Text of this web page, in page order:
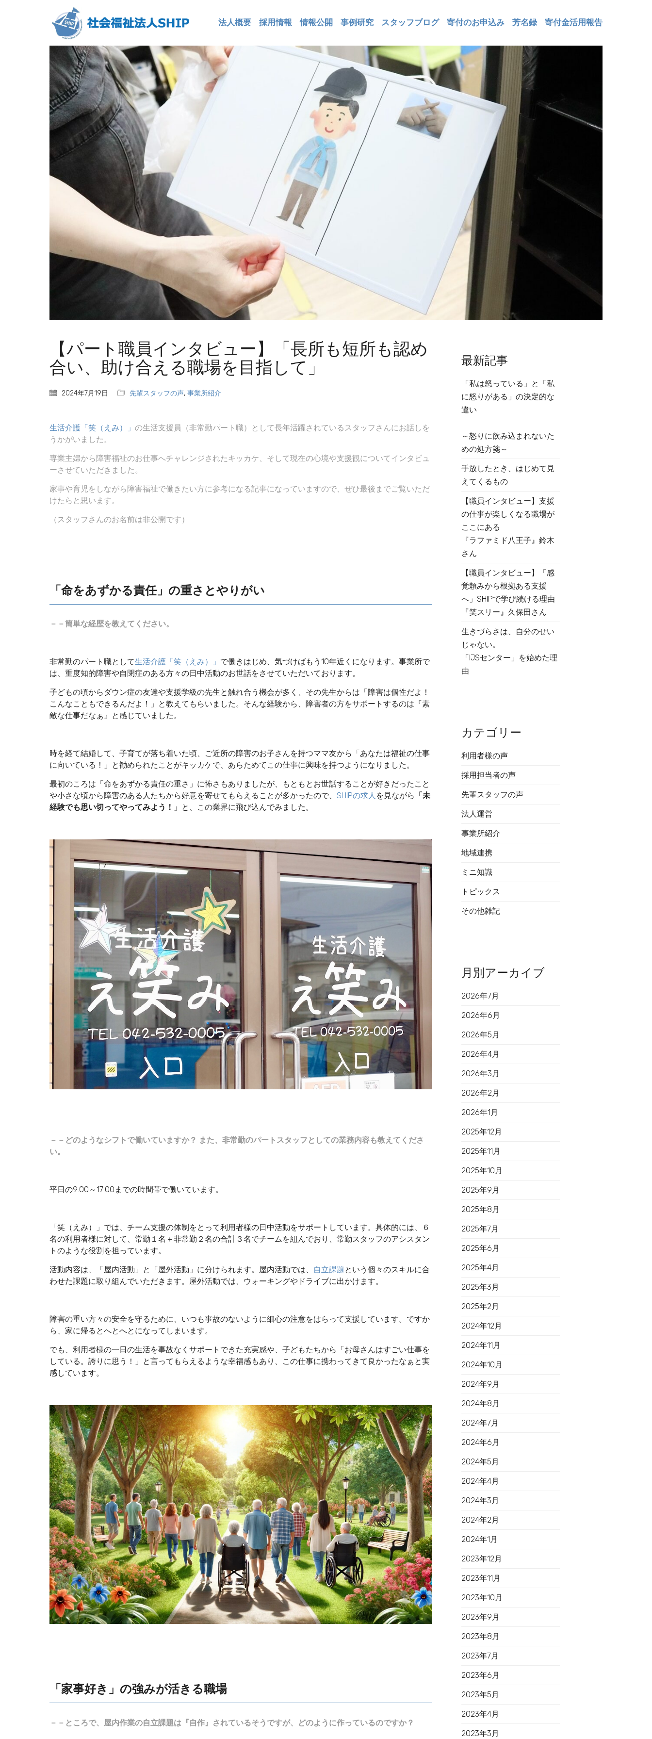
法人概要 採用情報 情報公開 事例研究 スタッフブログ 寄付のお申込み 芳名録 寄付金活用報告
【パート職員インタビュー】「長所も短所も認め
合い、助け合える職場を目指して」
2024年7月19日 先輩スタッフの声, 事業所紹介
生活介護「笑（えみ）」 の生活支援員（非常勤パート職）として長年活躍されているスタッフさんにお話しを
うかがいました。
専業主婦から障害福祉のお仕事へチャレンジされたキッカケ、そして現在の心境や支援観についてインタビュ
ーさせていただきました。
家事や育児をしながら障害福祉で働きたい方に参考になる記事になっていますので、 ぜひ最後までご覧いただ
けたらと思います。
（スタッフさんのお名前は非公開です）
「命をあずかる責任」の重さとやりがい
－－簡単な経歴を教えてください。
非常勤のパート職として生活介護「笑（えみ）」 で働きはじめ、気づけばもう10年近くになります。事業所で
は、重度知的障害や自閉症のある方々の日中活動のお世話をさせていただいております。
子どもの頃からダウン症の友達や支援学級の先生と触れ合う機会が多く、その先生からは「障害は個性だよ！
こんなこともできるんだよ！」と教えてもらいました。そんな経験から、障害者の方をサポートするのは『素
敵な仕事だなぁ』と感じていました。
時を経て結婚して、子育てが落ち着いた頃、ご近所の障害のお子さんを持つママ友から「あなたは福祉の仕事
に向いている！」と勧められたことがキッカケで、あらためてこの仕事に興味を持つようになりました。
最初のころは「命をあずかる責任の重さ」に怖さもありましたが、もともとお世話することが好きだったこと
や小さな頃から障害のある人たちから好意を寄せてもらえることが多かったので、 SHIPの求人 を見ながら 「未
経験でも思い切ってやってみよう！」 と、この業界に飛び込んでみました。
－－どのようなシフトで働いていますか？ また、非常勤のパートスタッフとしての業務内容も教えてくださ
い。
平日の9:00～17:00までの時間帯で働いています。
「笑（えみ）」では、チーム支援の体制をとって利用者様の日中活動をサポートしています。具体的には、６
名の利用者様に対して、常勤１名＋非常勤２名の合計３名でチームを組んでおり、常勤スタッフのアシスタン
トのような役割を担っています。
活動内容は、「屋内活動」と「屋外活動」に分けられます。屋内活動では、 自立課題という個々のスキルに合
わせた課題に取り組んでいただきます。屋外活動では、ウォーキングやドライブに出かけます。
障害の重い方々の安全を守るために、いつも事故のないように細心の注意をはらって支援しています。ですか
ら、家に帰るとへとへとになってしまいます。
でも、利用者様の一日の生活を事故なくサポートできた充実感や、子どもたちから「お母さんはすごい仕事を
している。誇りに思う！」と言ってもらえるような幸福感もあり、この仕事に携わってきて良かったなぁと実
感しています。
「家事好き」の強みが活きる職場
－－ところで、屋内作業の自立課題は『自作』されているそうですが、どのように作っているのですか？
最新記事
「私は怒っている」と「私
に怒りがある」の決定的な
違い
～怒りに飲み込まれないた
めの処方箋～
手放したとき、はじめて見
えてくるもの
【職員インタビュー】支援
の仕事が楽しくなる職場が
ここにある
『ラファミド八王子』鈴木
さん
【職員インタビュー】「感
覚頼みから根拠ある支援
へ」SHIPで学び続ける理由
『笑スリー』久保田さん
生きづらさは、自分のせい
じゃない。
「IJSセンター」を始めた理
由
カテゴリー
利用者様の声
採用担当者の声
先輩スタッフの声
法人運営
事業所紹介
地域連携
ミニ知識
トピックス
その他雑記
月別アーカイブ
2026年7月
2026年6月
2026年5月
2026年4月
2026年3月
2026年2月
2026年1月
2025年12月
2025年11月
2025年10月
2025年9月
2025年8月
2025年7月
2025年6月
2025年4月
2025年3月
2025年2月
2024年12月
2024年11月
2024年10月
2024年9月
2024年8月
2024年7月
2024年6月
2024年5月
2024年4月
2024年3月
2024年2月
2024年1月
2023年12月
2023年11月
2023年10月
2023年9月
2023年8月
2023年7月
2023年6月
2023年5月
2023年4月
2023年3月